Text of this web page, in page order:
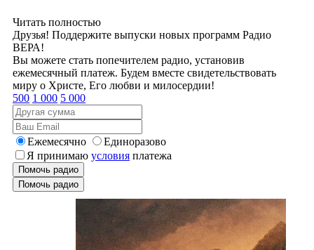
Читать полностью
Друзья! Поддержите выпуски новых программ Радио
ВЕРА!
Вы можете стать попечителем радио, установив
ежемесячный платеж. Будем вместе свидетельствовать
миру о Христе, Его любви и милосердии!
500 1 000 5 000
Ежемесячно
Единоразово
Я принимаю условия платежа
Помочь радио
Помочь радио